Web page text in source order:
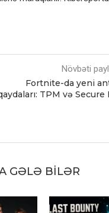
Növbəti
Fortnite-da yeni
TPM və Secure
GƏLƏ BILƏR